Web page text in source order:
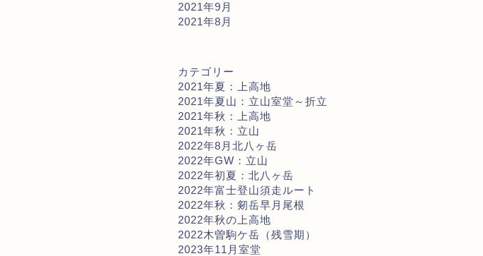
2021年9月
2021年8月
カテゴリー
2021年夏：上高地
2021年夏山：立山室堂～折立
2021年秋：上高地
2021年秋：立山
2022年8月北八ヶ岳
2022年GW：立山
2022年初夏：北八ヶ岳
2022年富士登山須走ルート
2022年秋：剱岳早月尾根
2022年秋の上高地
2022木曽駒ケ岳（残雪期）
2023年11月室堂